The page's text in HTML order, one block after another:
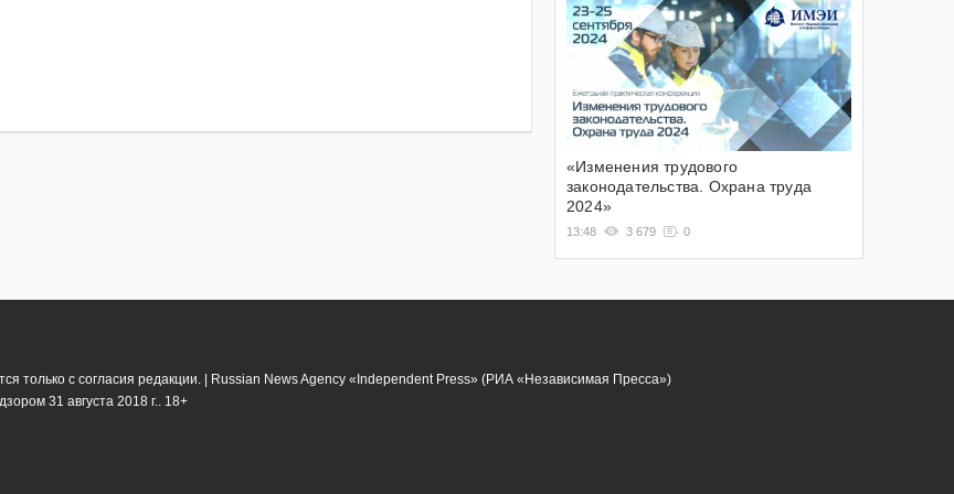
«Изменения трудового
законодательства. Охрана труда
2024»
13:48 3 679 0
только с согласия редакции. | Russian News Agency «Independent Press» (РИА «Независимая Пресса»)
31 августа 2018 г.. 18+